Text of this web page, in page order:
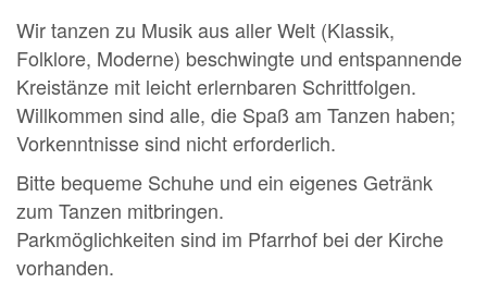
Wir tanzen zu Musik aus aller Welt (Klassik,
Folklore, Moderne) beschwingte und entspannende
Kreistänze mit leicht erlernbaren Schrittfolgen.
Willkommen sind alle, die Spaß am Tanzen haben;
Vorkenntnisse sind nicht erforderlich.
Bitte bequeme Schuhe und ein eigenes Getränk
zum Tanzen mitbringen.
Parkmöglichkeiten sind im Pfarrhof bei der Kirche
vorhanden.